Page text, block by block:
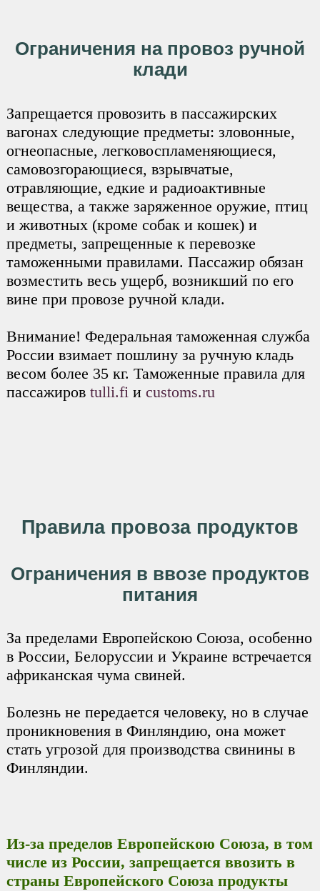
Ограничения на провоз ручной
клади
Запрещается провозить в пассажирских
вагонах следующие предметы: зловонные,
огнеопасные, легковоспламеняющиеся,
самовозгорающиеся, взрывчатые,
отравляющие, едкие и радиоактивные
вещества, а также заряженное оружие, птиц
и животных (кроме собак и кошек) и
предметы, запрещенные к перевозке
таможенными правилами. Пассажир обязан
возместить весь ущерб, возникший по его
вине при провозе ручной клади.
Внимание! Федеральная таможенная служба
России взимает пошлину за ручную кладь
весом более 35 кг. Таможенные правила для
пассажиров tulli.fi и customs.ru
Правила провоза продуктов
Ограничения в ввозе продуктов
питания
За пределами Европейскою Союза, особенно
в России, Белоруссии и Украине встречается
африканская чума свиней.
Болезнь не передается человеку, но в случае
проникновения в Финляндию, она может
стать угрозой для производства свинины в
Финляндии.
Из-за пределов Европейскою Союза, в том
числе из России, запрещается ввозить в
страны Европейского Союза продукты